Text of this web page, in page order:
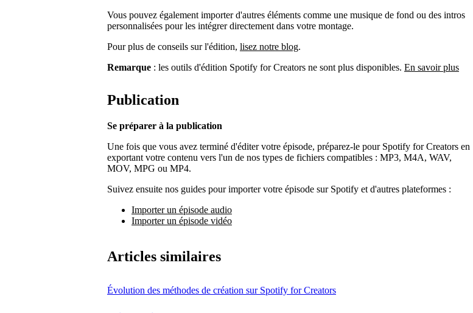
Vous pouvez également importer d'autres éléments comme une musique de fond ou des intros
personnalisées pour les intégrer directement dans votre montage.
Pour plus de conseils sur l'édition, lisez notre blog.
Remarque : les outils d'édition Spotify for Creators ne sont plus disponibles. En savoir plus
Publication
Se préparer à la publication
Une fois que vous avez terminé d'éditer votre épisode, préparez-le pour Spotify for Creators en
exportant votre contenu vers l'un de nos types de fichiers compatibles : MP3, M4A, WAV,
MOV, MPG ou MP4.
Suivez ensuite nos guides pour importer votre épisode sur Spotify et d'autres plateformes :
Importer un épisode audio
Importer un épisode vidéo
Articles similaires
Évolution des méthodes de création sur Spotify for Creators